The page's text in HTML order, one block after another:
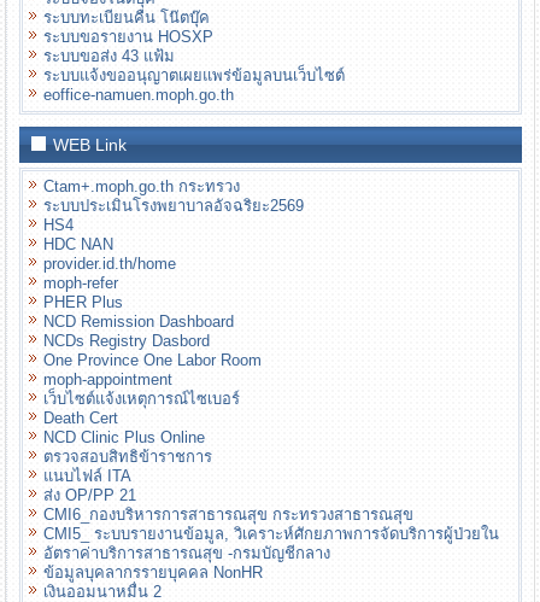
ระบบทะเบียนคืน โน๊ตบุ๊ค
ระบบขอรายงาน HOSXP
ระบบขอส่ง 43 แฟ้ม
ระบบแจ้งขออนุญาตเผยแพร่ข้อมูลบนเว็บไซต์
eoffice-namuen.moph.go.th
WEB Link
Ctam+.moph.go.th กระทรวง
ระบบประเมินโรงพยาบาลอัจฉริยะ2569
HS4
HDC NAN
provider.id.th/home
moph-refer
PHER Plus
NCD Remission Dashboard
NCDs Registry Dasbord
One Province One Labor Room
moph-appointment
เว็บไซต์แจ้งเหตุการณ์ไซเบอร์
Death Cert
NCD Clinic Plus Online
ตรวจสอบสิทธิข้าราชการ
แนบไฟล์ ITA
ส่ง OP/PP 21
CMI6_กองบริหารการสาธารณสุข กระทรวงสาธารณสุข
CMI5_ ระบบรายงานข้อมูล, วิเคราะห์ศักยภาพการจัดบริการผู้ป่วยใน
อัตราค่าบริการสาธารณสุข -กรมบัญชีกลาง
ข้อมูลบุคลากรรายบุคคล NonHR
เงินออมนาหมื่น 2